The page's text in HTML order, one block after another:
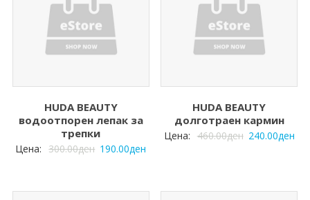
HUDA BEAUTY
водоотпорен лепак за
трепки
Цена: 300.00ден 190.00ден
HUDA BEAUTY
долготраен кармин
Цена: 460.00ден 240.00ден